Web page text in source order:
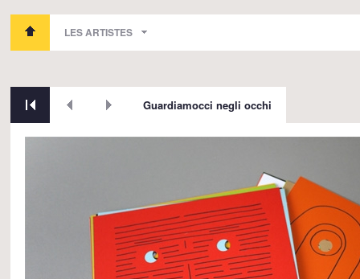
LES ARTISTES
Guardiamocci negli occhi